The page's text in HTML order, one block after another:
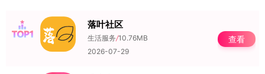
NO.1 落叶社区
生活服务/10.76MB
2026-07-29
查看